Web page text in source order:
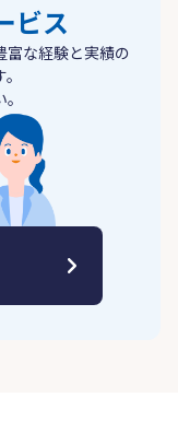
ビス
富な経験と実績の